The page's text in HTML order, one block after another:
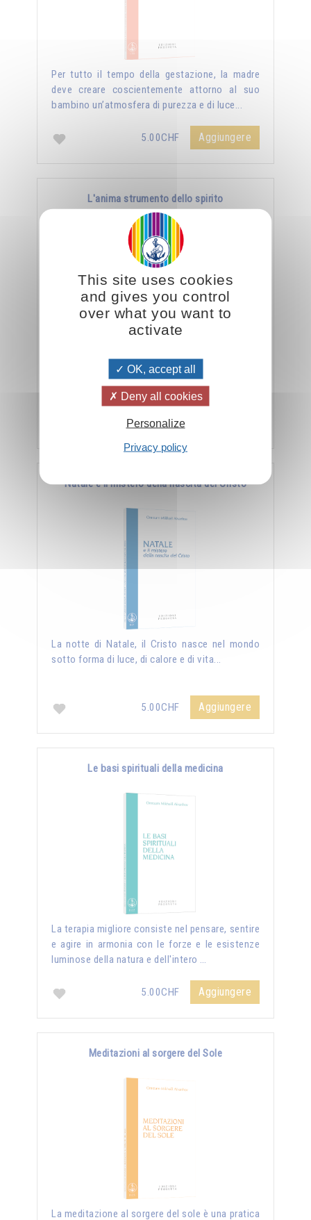
Per tutto il tempo della gestazione, la madre
deve creare coscientemente attorno al suo
bambino un’atmosfera di purezza e di luce...
5.00CHF Aggiungere
L'anima strumento dello spirito
" Lo spirito lavora sulla materia tramite l'anima.
L'anima è uno strumento, uno strumento di cui
lo spirito si serve per raggiungere il …
5.00CHF
Natale e il mistero della nascita del Cristo
La notte di Natale, il Cristo nasce nel mondo
sotto forma di luce, di calore e di vita...
5.00CHF Aggiungere
Le basi spirituali della medicina
La terapia migliore consiste nel pensare, sentire
e agire in armonia con le forze e le esistenze
luminose della natura e dell'intero …
5.00CHF Aggiungere
Meditazioni al sorgere del Sole
La meditazione al sorgere del sole è una pratica
This site uses cookies
and gives you control
over what you want to
activate
OK, accept all
Deny all cookies
Personalize
Privacy policy